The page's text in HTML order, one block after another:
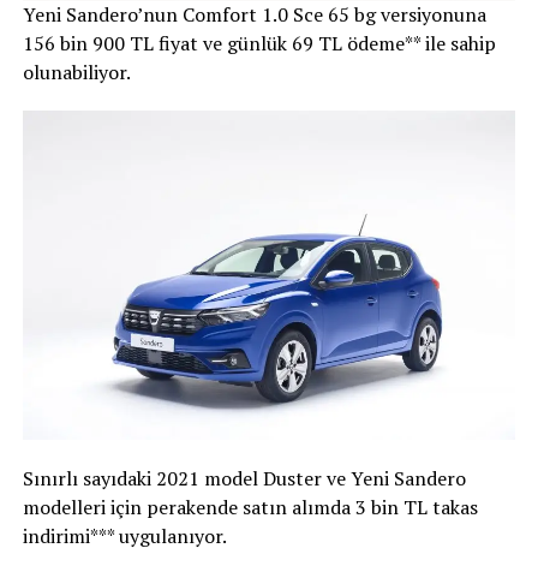
Yeni Sandero’nun Comfort 1.0 Sce 65 bg versiyonuna
156 bin 900 TL fiyat ve günlük 69 TL ödeme** ile sahip
olunabiliyor.
Sınırlı sayıdaki 2021 model Duster ve Yeni Sandero
modelleri için perakende satın alımda 3 bin TL takas
indirimi*** uygulanıyor.